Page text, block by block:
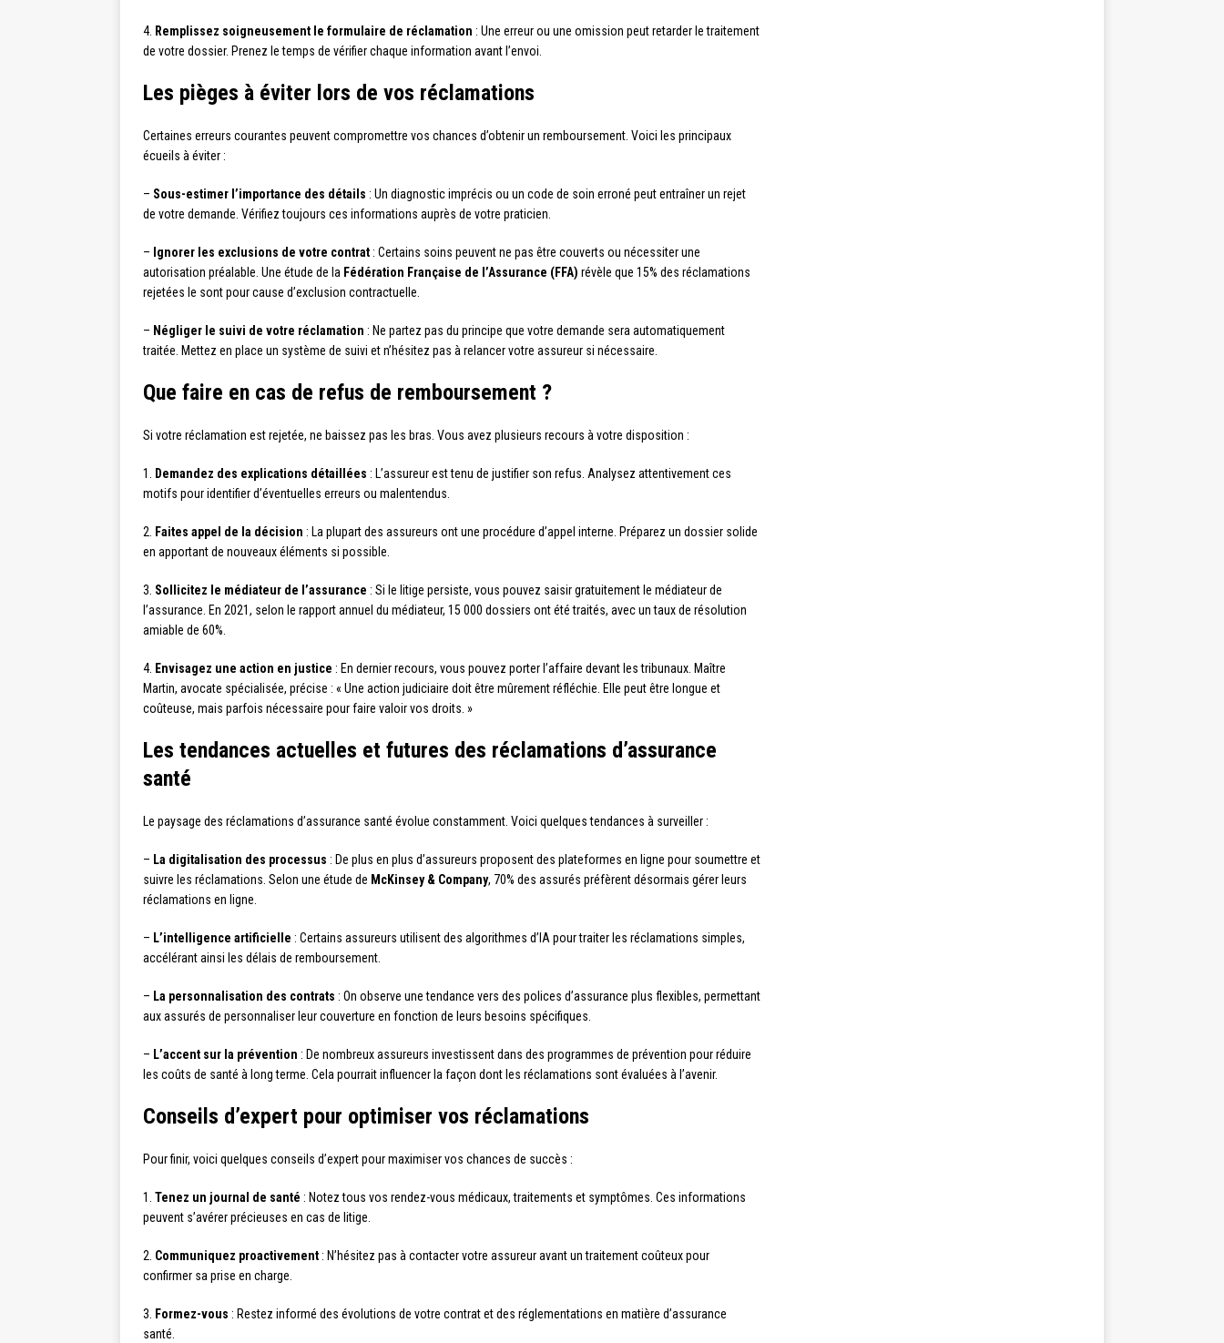
4. Remplissez soigneusement le formulaire de réclamation : Une erreur ou une omission peut retarder le traitement
de votre dossier. Prenez le temps de vérifier chaque information avant l’envoi.
Les pièges à éviter lors de vos réclamations
Certaines erreurs courantes peuvent compromettre vos chances d’obtenir un remboursement. Voici les principaux
écueils à éviter :
– Sous-estimer l’importance des détails : Un diagnostic imprécis ou un code de soin erroné peut entraîner un rejet
de votre demande. Vérifiez toujours ces informations auprès de votre praticien.
– Ignorer les exclusions de votre contrat : Certains soins peuvent ne pas être couverts ou nécessiter une
autorisation préalable. Une étude de la Fédération Française de l’Assurance (FFA) révèle que 15% des réclamations
rejetées le sont pour cause d’exclusion contractuelle.
– Négliger le suivi de votre réclamation : Ne partez pas du principe que votre demande sera automatiquement
traitée. Mettez en place un système de suivi et n’hésitez pas à relancer votre assureur si nécessaire.
Que faire en cas de refus de remboursement ?
Si votre réclamation est rejetée, ne baissez pas les bras. Vous avez plusieurs recours à votre disposition :
1. Demandez des explications détaillées : L’assureur est tenu de justifier son refus. Analysez attentivement ces
motifs pour identifier d’éventuelles erreurs ou malentendus.
2. Faites appel de la décision : La plupart des assureurs ont une procédure d’appel interne. Préparez un dossier solide
en apportant de nouveaux éléments si possible.
3. Sollicitez le médiateur de l’assurance : Si le litige persiste, vous pouvez saisir gratuitement le médiateur de
l’assurance. En 2021, selon le rapport annuel du médiateur, 15 000 dossiers ont été traités, avec un taux de résolution
amiable de 60%.
4. Envisagez une action en justice : En dernier recours, vous pouvez porter l’affaire devant les tribunaux. Maître
Martin, avocate spécialisée, précise : « Une action judiciaire doit être mûrement réfléchie. Elle peut être longue et
coûteuse, mais parfois nécessaire pour faire valoir vos droits. »
Les tendances actuelles et futures des réclamations d’assurance
santé
Le paysage des réclamations d’assurance santé évolue constamment. Voici quelques tendances à surveiller :
– La digitalisation des processus : De plus en plus d’assureurs proposent des plateformes en ligne pour soumettre et
suivre les réclamations. Selon une étude de McKinsey & Company, 70% des assurés préfèrent désormais gérer leurs
réclamations en ligne.
– L’intelligence artificielle : Certains assureurs utilisent des algorithmes d’IA pour traiter les réclamations simples,
accélérant ainsi les délais de remboursement.
– La personnalisation des contrats : On observe une tendance vers des polices d’assurance plus flexibles, permettant
aux assurés de personnaliser leur couverture en fonction de leurs besoins spécifiques.
– L’accent sur la prévention : De nombreux assureurs investissent dans des programmes de prévention pour réduire
les coûts de santé à long terme. Cela pourrait influencer la façon dont les réclamations sont évaluées à l’avenir.
Conseils d’expert pour optimiser vos réclamations
Pour finir, voici quelques conseils d’expert pour maximiser vos chances de succès :
1. Tenez un journal de santé : Notez tous vos rendez-vous médicaux, traitements et symptômes. Ces informations
peuvent s’avérer précieuses en cas de litige.
2. Communiquez proactivement : N’hésitez pas à contacter votre assureur avant un traitement coûteux pour
confirmer sa prise en charge.
3. Formez-vous : Restez informé des évolutions de votre contrat et des réglementations en matière d’assurance
santé.